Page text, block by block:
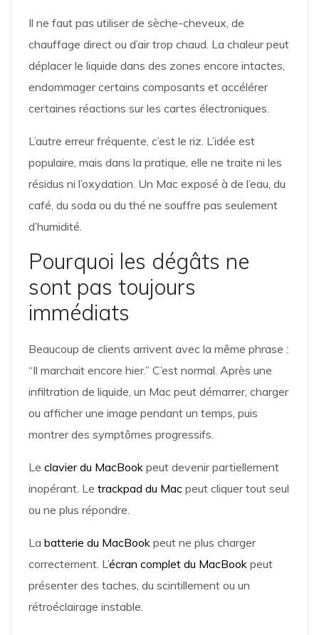
Il ne faut pas utiliser de sèche-cheveux, de
chauffage direct ou d’air trop chaud. La chaleur peut
déplacer le liquide dans des zones encore intactes,
endommager certains composants et accélérer
certaines réactions sur les cartes électroniques.
L’autre erreur fréquente, c’est le riz. L’idée est
populaire, mais dans la pratique, elle ne traite ni les
résidus ni l’oxydation. Un Mac exposé à de l’eau, du
café, du soda ou du thé ne souffre pas seulement
d’humidité.
Pourquoi les dégâts ne
sont pas toujours
immédiats
Beaucoup de clients arrivent avec la même phrase :
“Il marchait encore hier.” C’est normal. Après une
infiltration de liquide, un Mac peut démarrer, charger
ou afficher une image pendant un temps, puis
montrer des symptômes progressifs.
Le clavier du MacBook peut devenir partiellement
inopérant. Le trackpad du Mac peut cliquer tout seul
ou ne plus répondre.
La batterie du MacBook peut ne plus charger
correctement. L’écran complet du MacBook peut
présenter des taches, du scintillement ou un
rétroéclairage instable.